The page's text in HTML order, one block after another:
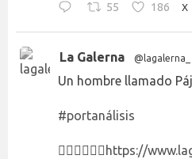
55 186 X
La Galerna @lagalerna_
Un hombre llamado
#portanálisis
👉🏻👉🏻👉🏻 https://